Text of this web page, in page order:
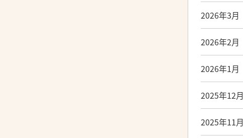
2026年3月
2026年2月
2026年1月
2025年12月
2025年11月